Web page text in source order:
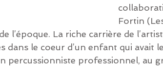
Fortin
l’époque. La riche carrière de
dans le coeur d’un enfant qui avait
percussionniste professionnel, au